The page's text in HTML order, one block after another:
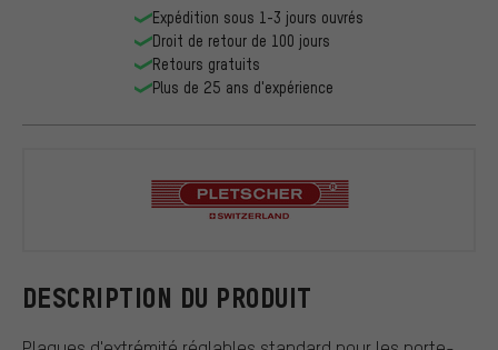
DESCRIPTION DU PRODUIT
Expédition sous 1-3 jours ouvrés
Droit de retour de 100 jours
Retours gratuits
Plus de 25 ans d'expérience
Pletscher